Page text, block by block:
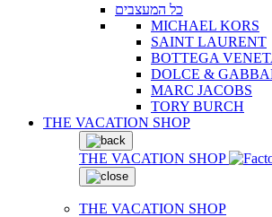
כל המעצבים
MICHAEL KORS
SAINT LAURENT
BOTTEGA
DOLCE &
MARC JACOBS
TORY BURCH
THE VACATION SHOP
THE VACATION SHOP
THE VACATION SHOP